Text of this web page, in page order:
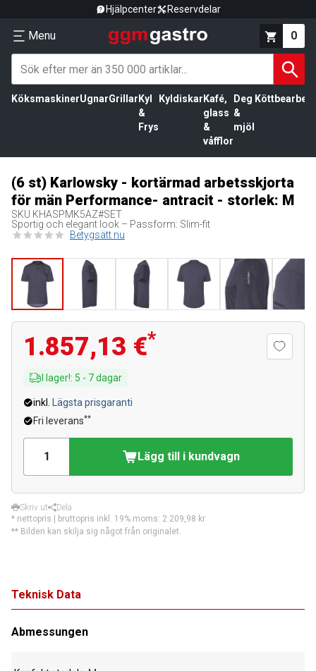
Hjälpcenter Reservdelar
Menu 0
KöksmaskinerUgnarGrillar Kyl
&
Frys
Kyldiskar Kafé,
glass
&
våfflor
Deg
&
mjöl
(6 st) Karlowsky - kortärmad arbetsskjorta
för män Performance- antracit - storlek: M
SKU KHASPMK5AZ#SET
Sportig och elegant look – Passform: Slim-fit
Betygsätt nu
1.857,13 €*
I lager!: 5 - 7dagar
inkl.
Lägsta prisgaranti
Fri leverans**
Lägg till i kundvagn
Skriv ut
Dela
* nettopris | bruttopris inkl. 19% moms: 2 209,98 kr
** Bilden kan skilja sig något från originalet.
Teknisk Data
Abmessungen